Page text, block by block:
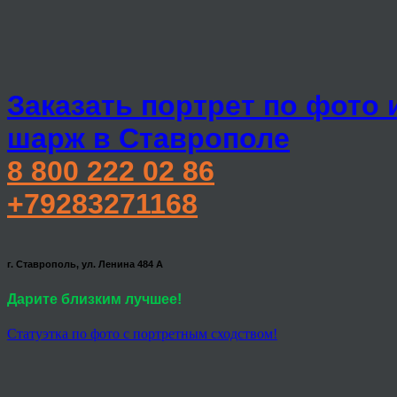
Заказать портрет по фото
шарж в Ставрополе
8 800 222 02 86
+79283271168
г. Ставрополь, ул. Ленина 484 А
Дарите близким лучшее!
Статуэтка по фото с портретным сходством!